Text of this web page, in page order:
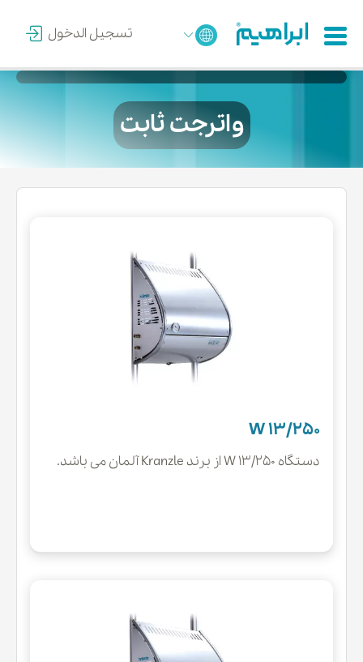
تسجيل الدخول
واترجت ثابت
W 13/250
دستگاه W 13/250 از برند Kranzle آلمان می باشد.